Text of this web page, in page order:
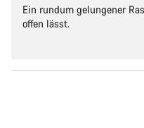
Ein rundum gelungener
offen lässt.